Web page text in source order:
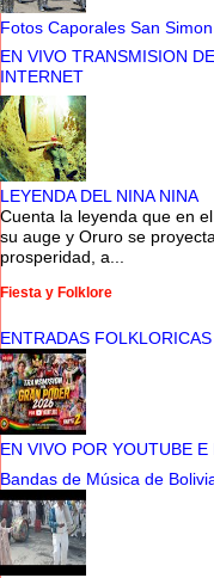
Fotos Caporales San
EN VIVO TRANSMISION
INTERNET
LEYENDA DEL NINA NINA
Cuenta la leyenda que en
su auge y Oruro se
prosperidad, a...
Fiesta y Folklore
ENTRADAS
EN VIVO POR YOUTUBE
Bandas de Música de